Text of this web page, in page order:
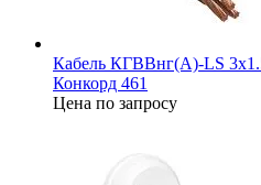
Кабель КГВВнг(А)-LS
Конкорд 461
Цена по запросу